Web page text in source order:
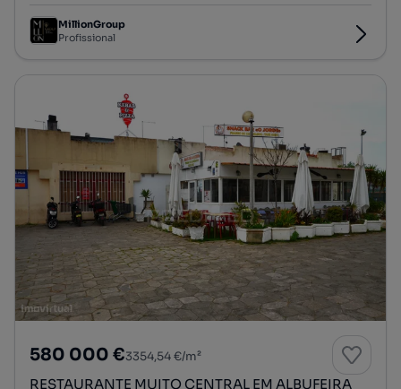
MillionGroup
Profissional
580 000 €3354,54 €/m²
RESTAURANTE MUITO CENTRAL EM ALBUFEIRA